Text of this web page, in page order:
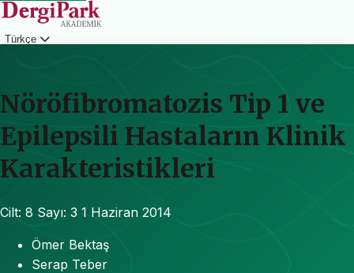
Türkçe
Nöröfibromatozis Tip 1 ve
Epilepsili Hastaların Klinik
Karakteristikleri
Cilt: 8 Sayı: 3 1 Haziran 2014
Ömer Bektaş
Serap Teber